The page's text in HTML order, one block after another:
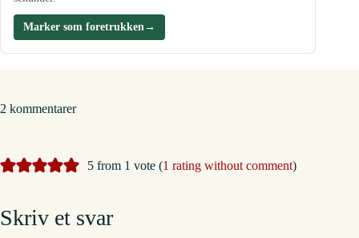
Marker som foretrukken→
2 kommentarer
5 from 1 vote (1 rating without comment)
Skriv et svar